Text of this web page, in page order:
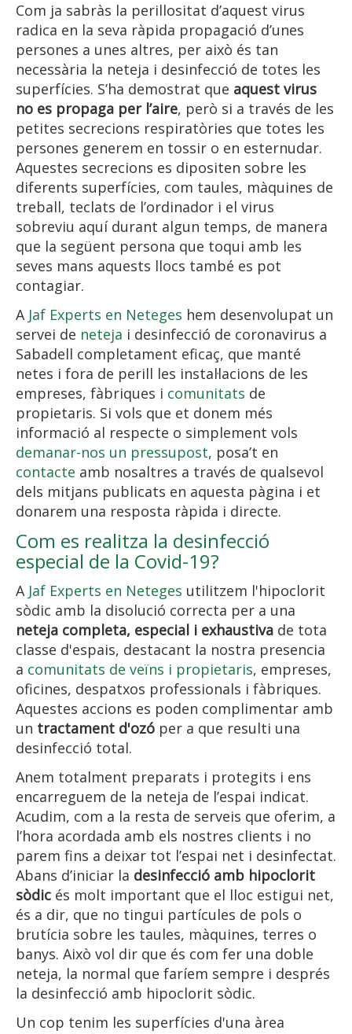
Com ja sabràs la perillositat d’aquest virus
radica en la seva ràpida propagació d’unes
persones a unes altres, per això és tan
necessària la neteja i desinfecció de totes les
superfícies. S’ha demostrat que aquest virus
no es propaga per l’aire, però si a través de les
petites secrecions respiratòries que totes les
persones generem en tossir o en esternudar.
Aquestes secrecions es dipositen sobre les
diferents superfícies, com taules, màquines de
treball, teclats de l’ordinador i el virus
sobreviu aquí durant algun temps, de manera
que la següent persona que toqui amb les
seves mans aquests llocs també es pot
contagiar.
A Jaf Experts en Neteges hem desenvolupat un
servei de neteja i desinfecció de coronavirus a
Sabadell completament eficaç, que manté
netes i fora de perill les instal·lacions de les
empreses, fàbriques i comunitats de
propietaris. Si vols que et donem més
informació al respecte o simplement vols
demanar-nos un pressupost, posa’t en
contacte amb nosaltres a través de qualsevol
dels mitjans publicats en aquesta pàgina i et
donarem una resposta ràpida i directe.
Com es realitza la desinfecció
especial de la Covid-19?
A Jaf Experts en Neteges utilitzem l'hipoclorit
sòdic amb la disolució correcta per a una
neteja completa, especial i exhaustiva de tota
classe d'espais, destacant la nostra presencia
a comunitats de veïns i propietaris, empreses,
oficines, despatxos professionals i fàbriques.
Aquestes accions es poden complimentar amb
un tractament d'ozó per a que resulti una
desinfecció total.
Anem totalment preparats i protegits i ens
encarreguem de la neteja de l’espai indicat.
Acudim, com a la resta de serveis que oferim, a
l’hora acordada amb els nostres clients i no
parem fins a deixar tot l’espai net i desinfectat.
Abans d’iniciar la desinfecció amb hipoclorit
sòdic és molt important que el lloc estigui net,
és a dir, que no tingui partícules de pols o
brutícia sobre les taules, màquines, terres o
banys. Això vol dir que és com fer una doble
neteja, la normal que faríem sempre i després
la desinfecció amb hipoclorit sòdic.
Un cop tenim les superfícies d'una àrea